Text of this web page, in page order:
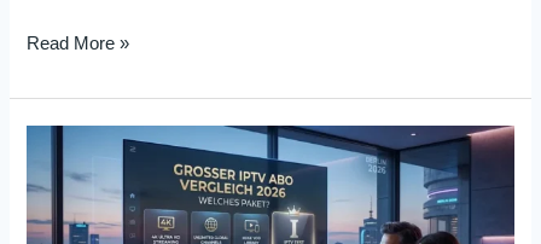
Read More »
Abo
Vergleich